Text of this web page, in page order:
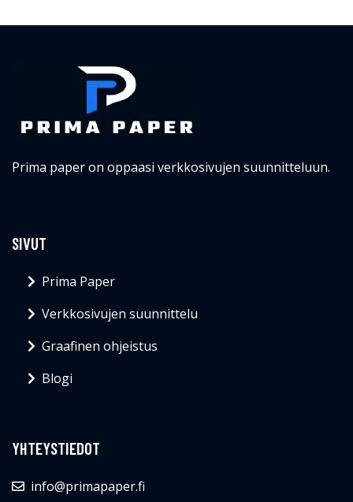
Prima paper on oppaasi verkkosivujen suunnitteluun.
SIVUT
Prima Paper
Verkkosivujen suunnittelu
Graafinen ohjeistus
Blogi
YHTEYSTIEDOT
info@primapaper.fi